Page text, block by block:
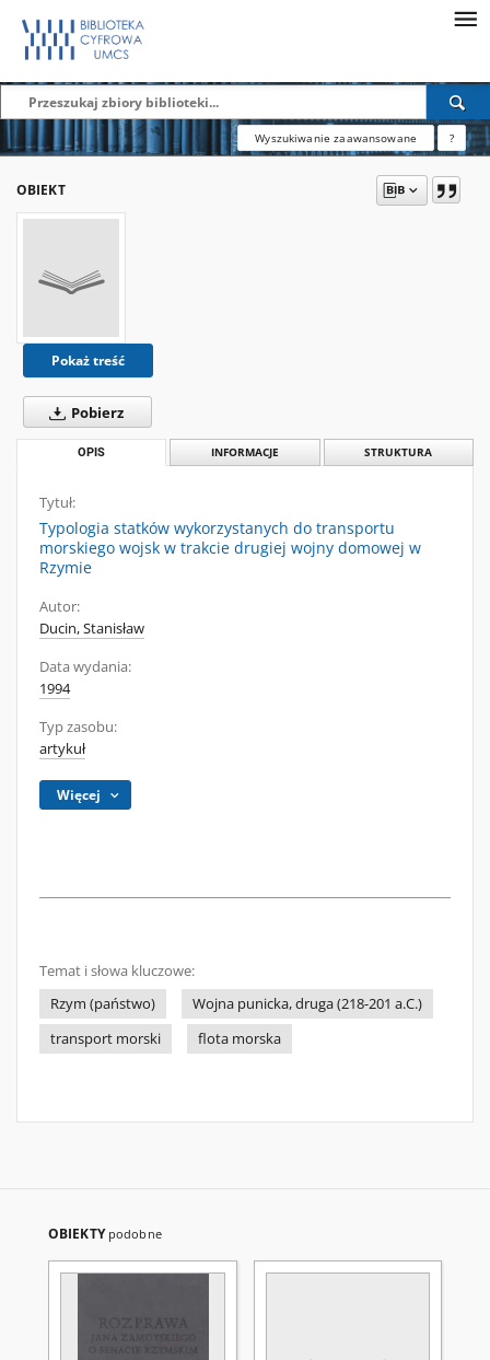
Wyszukiwanie zaawansowane ?
OBIEKT
Pokaż treść
Pobierz
OPIS INFORMACJE STRUKTURA
Tytuł:
Typologia statków wykorzystanych do transportu
morskiego wojsk w trakcie drugiej wojny domowej w
Rzymie
Autor:
Ducin, Stanisław
Data wydania:
1994
Typ zasobu:
artykuł
Więcej
Temat i słowa kluczowe:
Rzym (państwo)
Wojna punicka, druga (218-201 a.C.)
transport morski
flota morska
OBIEKTY podobne